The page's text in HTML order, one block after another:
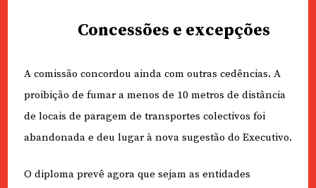
Concessões e excepções
A comissão concordou ainda com outras cedências. A
proibição de fumar a menos de 10 metros de distância
de locais de paragem de transportes colectivos foi
abandonada e deu lugar à nova sugestão do Executivo.
O diploma prevê agora que sejam as entidades